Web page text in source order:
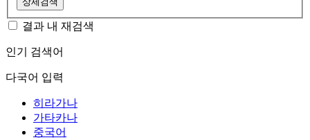
결과 내 재검색
인기 검색어
다국어 입력
히라가나
가타카나
중국어